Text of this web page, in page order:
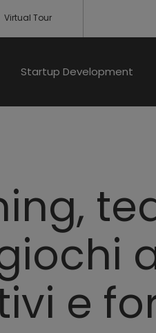
Virtual Tour
Startup Development
e